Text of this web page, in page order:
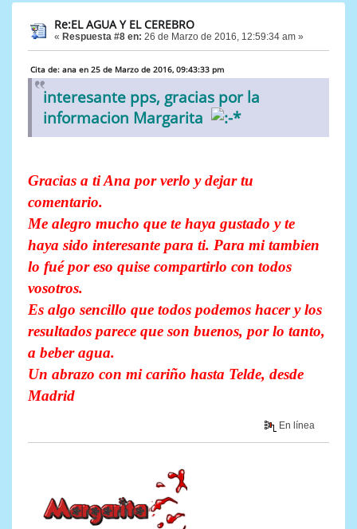
Re:EL AGUA Y EL CEREBRO
« Respuesta #8 en: 26 de Marzo de 2016, 12:59:34 am »
Cita de: ana en 25 de Marzo de 2016, 09:43:33 pm
interesante pps, gracias por la
informacion Margarita
Gracias a ti Ana por verlo y dejar tu
comentario.
Me alegro mucho que te haya gustado y te
haya sido interesante para ti. Para mi tambien
lo fué por eso quise compartirlo con todos
vosotros.
Es algo sencillo que todos podemos hacer y los
resultados parece que son buenos, por lo tanto,
a beber agua.
Un abrazo con mi cariño hasta Telde, desde
Madrid
En línea